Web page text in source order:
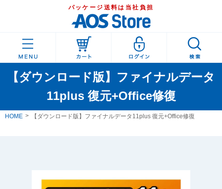
パッケージ送料は当社負担
【ダウンロード版】ファイナルデータ
11plus 復元+Office修復
HOME 【ダウンロード版】ファイナルデータ11plus 復元+Office修復